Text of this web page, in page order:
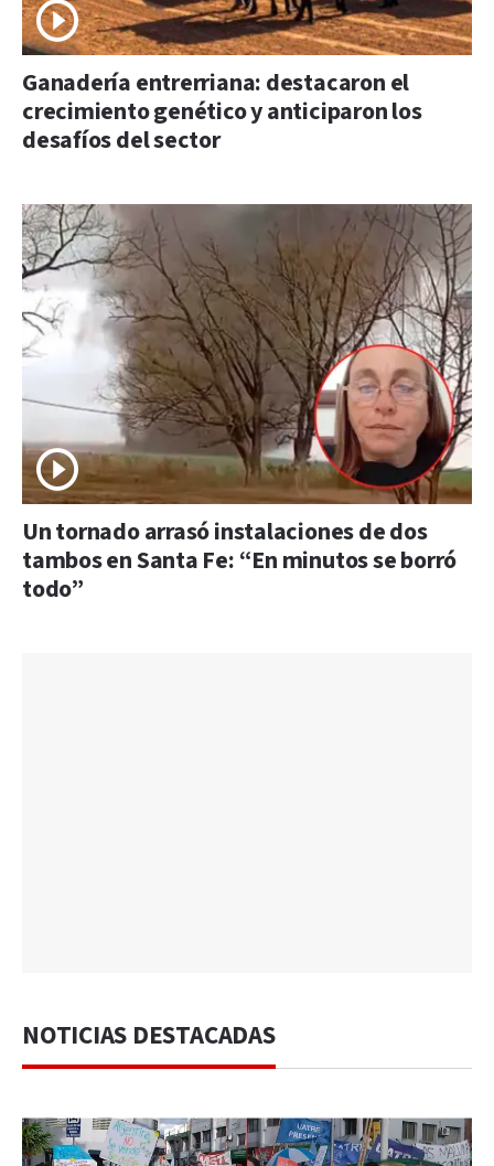
Ganadería entrerriana: destacaron el
crecimiento genético y anticiparon los
desafíos del sector
Un tornado arrasó instalaciones de dos
tambos en Santa Fe: “En minutos se borró
todo”
NOTICIAS DESTACADAS